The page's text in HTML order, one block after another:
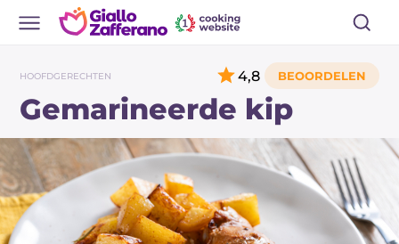
HOOFDGERECHTEN
Gemarineerde kip
4,8